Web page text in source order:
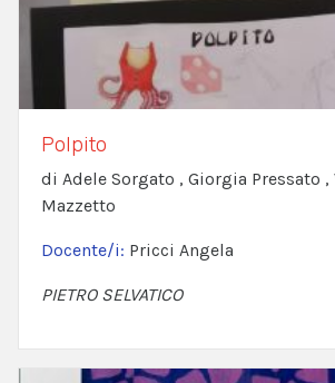
Polpito
di Adele Sorgato , Giorgia Pressato
Mazzetto
Docente/i: Pricci Angela
PIETRO SELVATICO